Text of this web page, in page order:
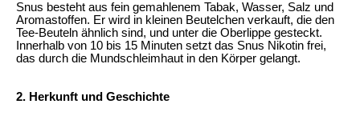
Snus besteht aus fein gemahlenem Tabak, Wasser, Salz und
Aromastoffen. Er wird in kleinen Beutelchen verkauft, die den
Tee-Beuteln ähnlich sind, und unter die Oberlippe gesteckt.
Innerhalb von 10 bis 15 Minuten setzt das Snus Nikotin frei,
das durch die Mundschleimhaut in den Körper gelangt.
2. Herkunft und Geschichte